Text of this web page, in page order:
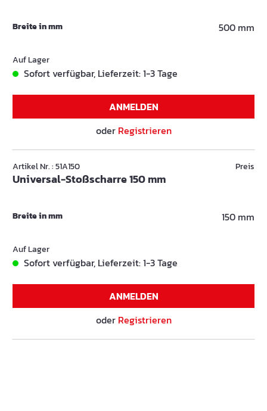
Breite in mm 500 mm
Auf Lager
Sofort verfügbar, Lieferzeit: 1-3 Tage
ANMELDEN
oder Registrieren
Artikel Nr. : 51A150
Universal-Stoßscharre 150 mm
Preis
Breite in mm 150 mm
Auf Lager
Sofort verfügbar, Lieferzeit: 1-3 Tage
ANMELDEN
oder Registrieren